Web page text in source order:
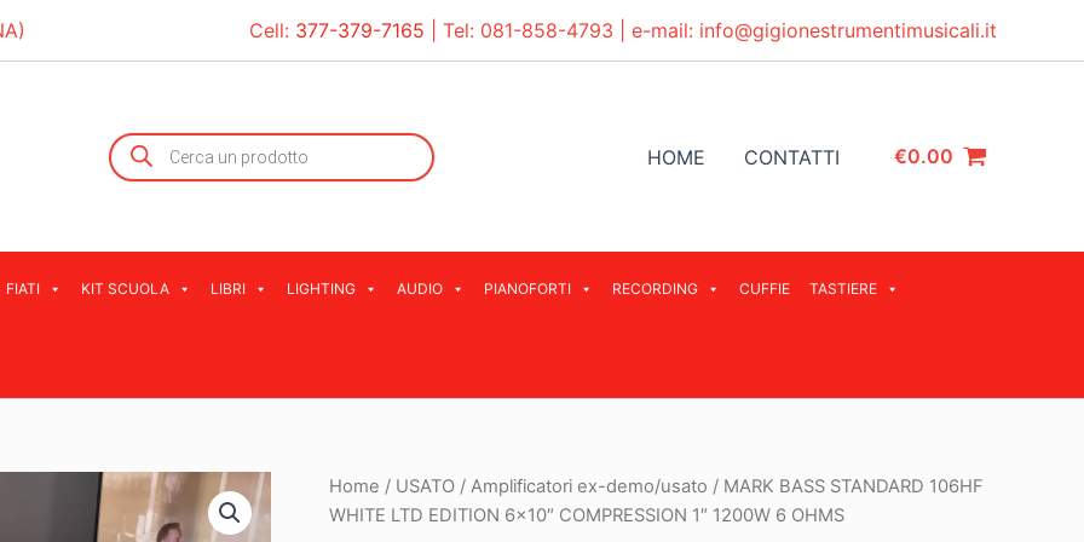
Cell: 377-379-7165 | Tel: 081-858-4793 | e-mail: info@gigionestrumentimusicali.it
Products
search
HOME CONTATTI €0.00
FIATI KIT SCUOLA LIBRI LIGHTING AUDIO PIANOFORTI RECORDING CUFFIE TASTIERE
Home / USATO / Amplificatori ex-demo/usato / MARK BASS STANDARD 106HF
WHITE LTD EDITION 6×10″ COMPRESSION 1″ 1200W 6 OHMS